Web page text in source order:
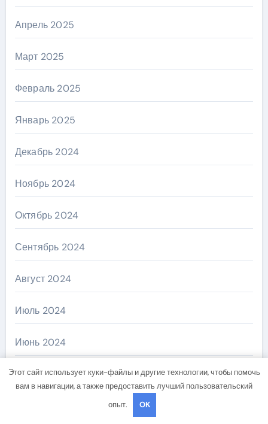
Апрель 2025
Март 2025
Февраль 2025
Январь 2025
Декабрь 2024
Ноябрь 2024
Октябрь 2024
Сентябрь 2024
Август 2024
Июль 2024
Июнь 2024
Май 2024
Этот сайт использует куки-файлы и другие технологии, чтобы помочь
вам в навигации, а также предоставить лучший пользовательский
опыт.
OK